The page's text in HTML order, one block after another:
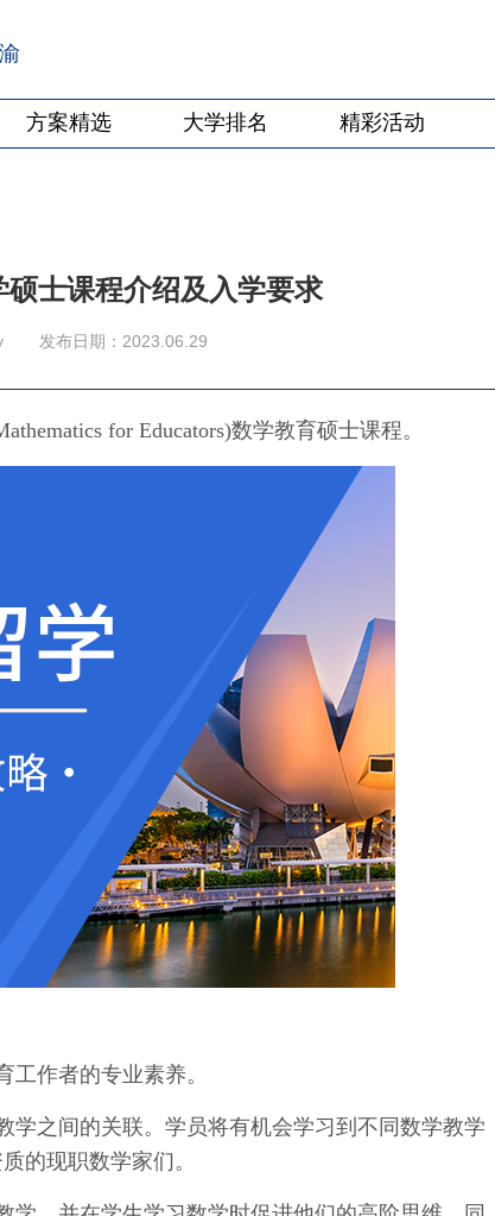
方案精选 大学排名 精彩活动
士课程介绍及入学要求
发布日期：2023.06.29
for Educators)数学教育硕士课程。
作者的专业素养。
之间的关联。学员将有机会学习到不同数学教学
的现职数学家们。